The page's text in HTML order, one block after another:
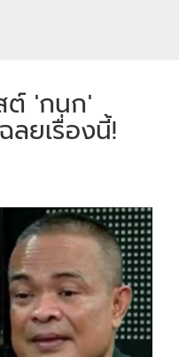
ต์ 'กนก'​
ยเรื่องนี้!